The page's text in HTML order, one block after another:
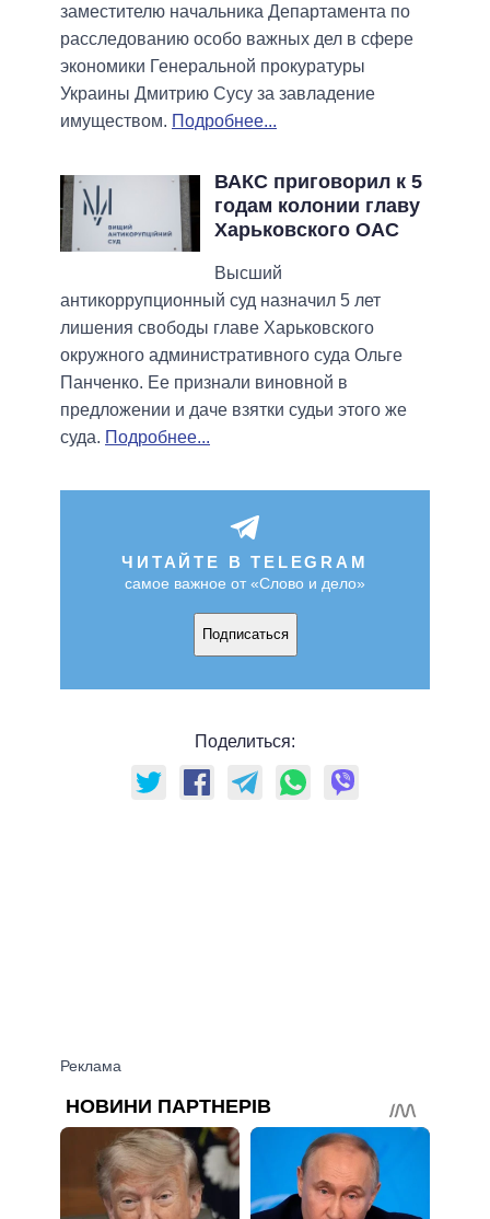
заместителю начальника Департамента по
расследованию особо важных дел в сфере
экономики Генеральной прокуратуры
Украины Дмитрию Сусу за завладение
имуществом. Подробнее...
ВАКС приговорил к 5
годам колонии главу
Харьковского ОАС
Высший
антикоррупционный суд назначил 5 лет
лишения свободы главе Харьковского
окружного административного суда Ольге
Панченко. Ее признали виновной в
предложении и даче взятки судьи этого же
суда. Подробнее...
ЧИТАЙТЕ В TELEGRAM
самое важное от «Слово и дело»
Подписаться
Поделиться: